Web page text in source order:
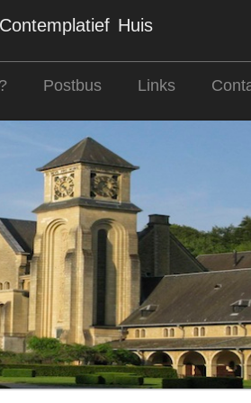
Huis
Postbus Links